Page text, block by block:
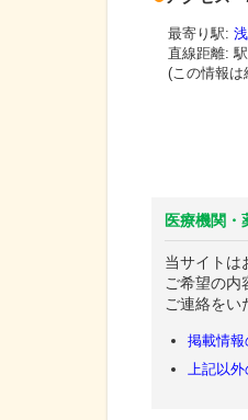
最寄り駅:
直線距離:
(この情報は
医療機関・
当サイトは
ご希望の内
ご連絡をい
掲載情
上記以